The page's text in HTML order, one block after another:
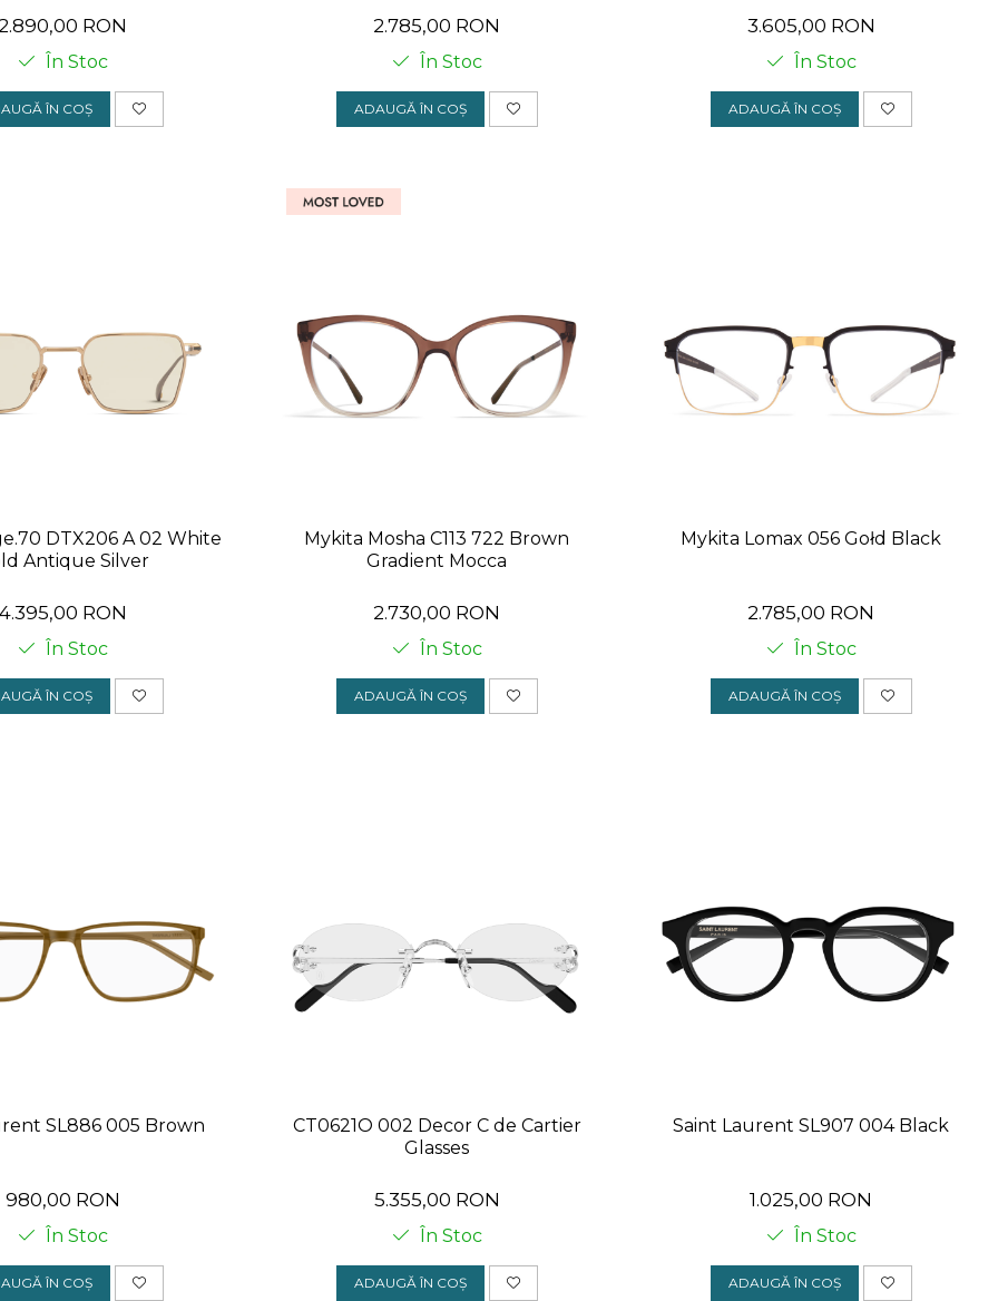
RON
În Stoc
ÎN COȘ
2.785,00 RON
În Stoc
ADAUGĂ ÎN COȘ
3.605,00 RON
În Stoc
ADAUGĂ ÎN COȘ
DTX206 A 02 White
Antique Silver
4.395,00 RON
În Stoc
ÎN COȘ
Mykita Mosha C113 722 Brown
Gradient Mocca
2.730,00 RON
În Stoc
ADAUGĂ ÎN COȘ
Mykita Lomax 056 Gołd Black
2.785,00 RON
În Stoc
ADAUGĂ ÎN COȘ
SL886 005 Brown
980,00 RON
În Stoc
ÎN COȘ
CT0621O 002 Decor C de Cartier
Glasses
5.355,00 RON
În Stoc
ADAUGĂ ÎN COȘ
Saint Laurent SL907 004 Black
1.025,00 RON
În Stoc
ADAUGĂ ÎN COȘ